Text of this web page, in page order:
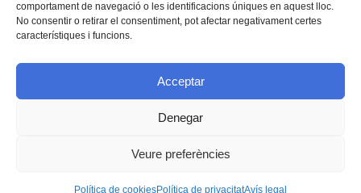
comportament de navegació o les identificacions úniques en aquest lloc.
No consentir o retirar el consentiment, pot afectar negativament certes
característiques i funcions.
Acceptar
Denegar
Veure preferències
Política de cookiesPolítica de privacitatAvís legal
E-mail:ieec@ieec.cat
CONTACTE
Privacitat Avís legal |Cookies
Ixole